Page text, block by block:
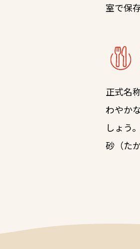
室で保
正式名
わやか
しょう
砂（た